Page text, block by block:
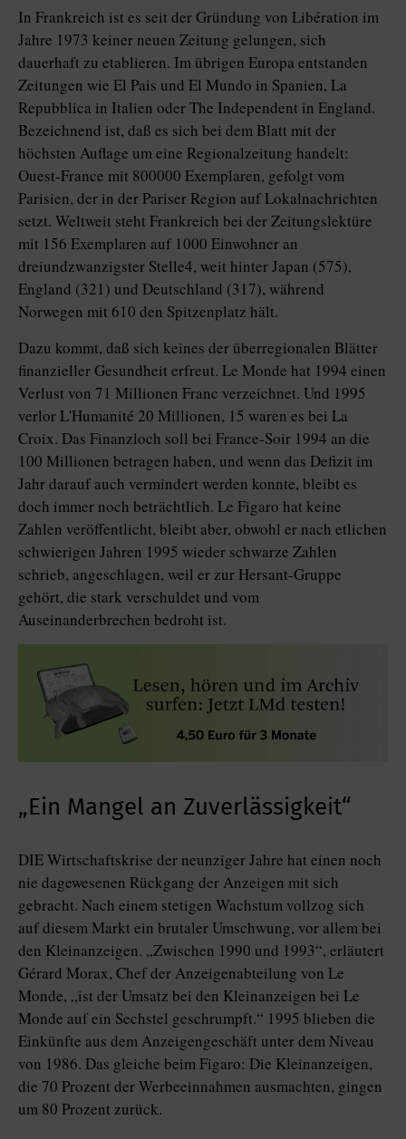
In Frankreich ist es seit der Gründung von Libération im
Jahre 1973 keiner neuen Zeitung gelungen, sich
dauerhaft zu etablieren. Im übrigen Europa entstanden
Zeitungen wie El Pais und El Mundo in Spanien, La
Repubblica in Italien oder The Independent in England.
Bezeichnend ist, daß es sich bei dem Blatt mit der
höchsten Auflage um eine Regionalzeitung handelt:
Ouest-France mit 800000 Exemplaren, gefolgt vom
Parisien, der in der Pariser Region auf Lokalnachrichten
setzt. Weltweit steht Frankreich bei der Zeitungslektüre
mit 156 Exemplaren auf 1000 Einwohner an
dreiundzwanzigster Stelle4, weit hinter Japan (575),
England (321) und Deutschland (317), während
Norwegen mit 610 den Spitzenplatz hält.
Dazu kommt, daß sich keines der überregionalen Blätter
finanzieller Gesundheit erfreut. Le Monde hat 1994 einen
Verlust von 71 Millionen Franc verzeichnet. Und 1995
verlor L'Humanité 20 Millionen, 15 waren es bei La
Croix. Das Finanzloch soll bei France-Soir 1994 an die
100 Millionen betragen haben, und wenn das Defizit im
Jahr darauf auch vermindert werden konnte, bleibt es
doch immer noch beträchtlich. Le Figaro hat keine
Zahlen veröffentlicht, bleibt aber, obwohl er nach etlichen
schwierigen Jahren 1995 wieder schwarze Zahlen
schrieb, angeschlagen, weil er zur Hersant-Gruppe
gehört, die stark verschuldet und vom
Auseinanderbrechen bedroht ist.
„Ein Mangel an Zuverlässigkeit“
DIE Wirtschaftskrise der neunziger Jahre hat einen noch
nie dagewesenen Rückgang der Anzeigen mit sich
gebracht. Nach einem stetigen Wachstum vollzog sich
auf diesem Markt ein brutaler Umschwung, vor allem bei
den Kleinanzeigen. „Zwischen 1990 und 1993“, erläutert
Gérard Morax, Chef der Anzeigenabteilung von Le
Monde, „ist der Umsatz bei den Kleinanzeigen bei Le
Monde auf ein Sechstel geschrumpft.“ 1995 blieben die
Einkünfte aus dem Anzeigengeschäft unter dem Niveau
von 1986. Das gleiche beim Figaro: Die Kleinanzeigen,
die 70 Prozent der Werbeeinnahmen ausmachten, gingen
um 80 Prozent zurück.